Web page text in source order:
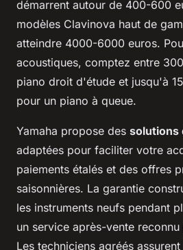
démarrent autour de 400-600
modèles Clavinova haut de
atteindre 4000-6000 euros.
acoustiques, comptez entre
piano droit d'étude et jusqu'à
pour un piano à queue.
Yamaha propose des solutions
adaptées pour faciliter votre
paiements étalés et des offres
saisonnières. La garantie
les instruments neufs pendant
un service après-vente
Les techniciens agréés